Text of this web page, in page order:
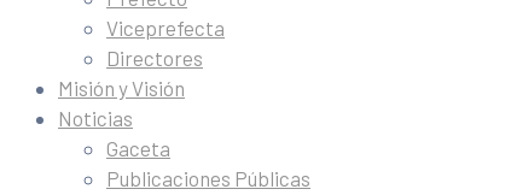
Viceprefecta
Directores
Misión y Visión
Noticias
Gaceta
Publicaciones Públicas